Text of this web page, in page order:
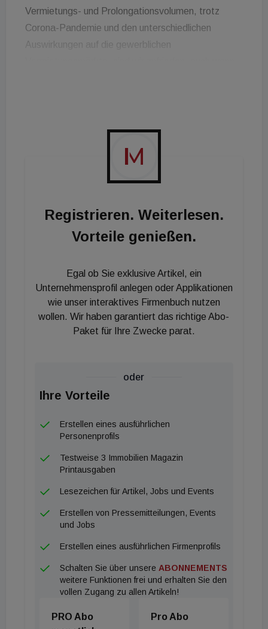
Vermietungs- und Prolongationsvolumen, trotz
Corona-Pandemie und den unterschiedlichen
Auswirkungen auf die gewerblichen
Geschäftsführung und CEO der IC Immobilien.
Registrieren. Weiterlesen.
Vorteile genießen.
Egal ob Sie exklusive Artikel, ein
Unternehmensprofil anlegen oder Applikationen
wie unser interaktives Firmenbuch nutzen
wollen. Wir haben garantiert das richtige Abo-
Paket für Ihre Zwecke parat.
oder
Ihre Vorteile
Erstellen eines ausführlichen
Personenprofils
Testweise 3 Immobilien Magazin
Printausgaben
Lesezeichen für Artikel, Jobs und Events
Erstellen von Pressemitteilungen, Events
und Jobs
Erstellen eines ausführlichen Firmenprofils
Schalten Sie über unsere ABONNEMENTS
weitere Funktionen frei und erhalten Sie den
vollen Zugang zu allen Artikeln!
PRO Abo
Pro Abo